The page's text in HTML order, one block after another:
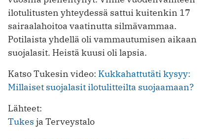
ilotulitusten yhteydessä sattui kuitenkin 17
sairaalahoitoa vaatinutta silmävammaa.
Potilaista yhdellä oli vammautumisen aikaan
suojalasit. Heistä kuusi oli lapsia.
Katso Tukesin video: Kukkahattutäti kysyy:
Millaiset suojalasit ilotulitteilta suojaamaan?
Lähteet:
Tukes ja Terveystalo